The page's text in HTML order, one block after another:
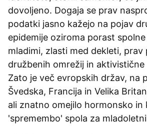
dovoljeno. Dogaja se prav
podatki jasno kažejo na pojav
epidemije oziroma porast
mladimi, zlasti med dekleti, prav
družbenih omrežij in aktivistične
Zato je več evropskih držav, na
Švedska, Francija in Velika
ali znatno omejilo hormonsko in
'spremembo' spola za